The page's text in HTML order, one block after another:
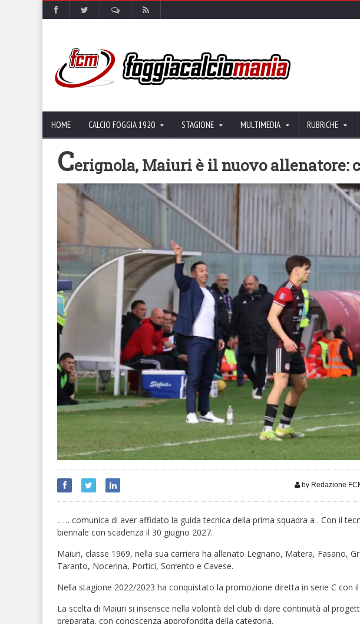
HOME CALCIO FOGGIA 1920 STAGIONE MULTIMEDIA RUBRICHE
Cerignola, Maiuri è il nuovo allenatore:
by Redazione
.. … comunica di aver affidato la guida tecnica della prima squadra a . Con il
biennale con scadenza il 30 giugno 2027.
Maiuri, classe 1969, nella sua carriera ha allenato Legnano, Matera, Fasano,
Taranto, Nocerina, Portici, Sorrento e Cavese.
Nella stagione 2022/2023 ha conquistato la promozione diretta in serie C con
La scelta di Maiuri si inserisce nella volontà del club di dare continuità al
preparata, con conoscenza approfondita della categoria.